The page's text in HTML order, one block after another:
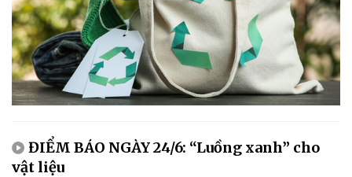
ĐIỂM BÁO NGÀY 24/6: “Luồng xanh” cho
vật liệu